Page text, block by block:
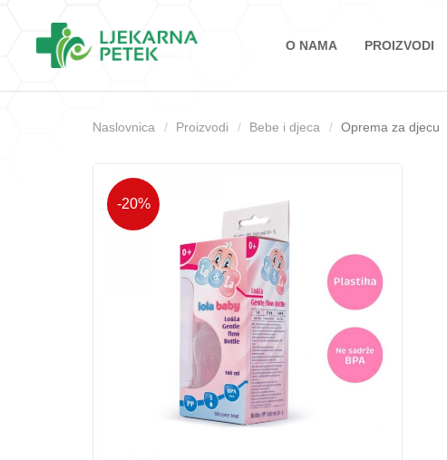
O NAMA PROIZVODI
Naslovnica Proizvodi Bebe i djeca Oprema za djecu
-20%